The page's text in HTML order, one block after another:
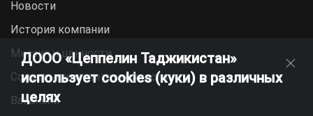
Новости
История компании
Миссия и ценности
Социальная ответственность
Вакансии
ДООО «Цеппелин Таджикистан»
использует cookies (куки) в различных
целях